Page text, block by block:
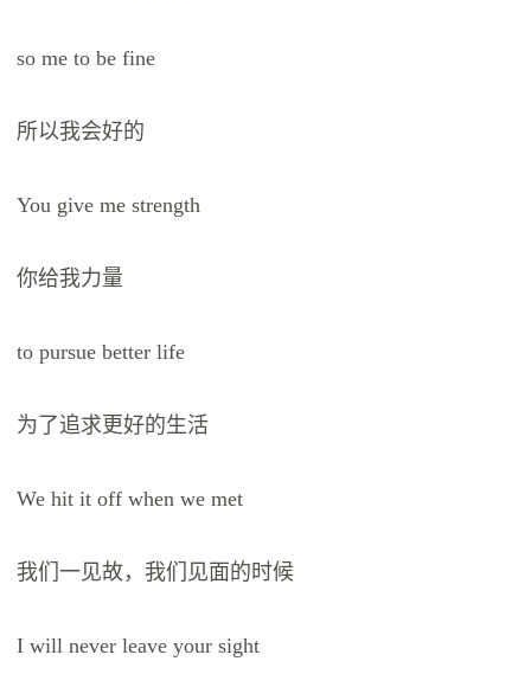
so me to be fine
所以我会好的
You give me strength
你给我力量
to pursue better life
为了追求更好的生活
We hit it off when we met
我们一见故，我们见面的时候
I will never leave your sight